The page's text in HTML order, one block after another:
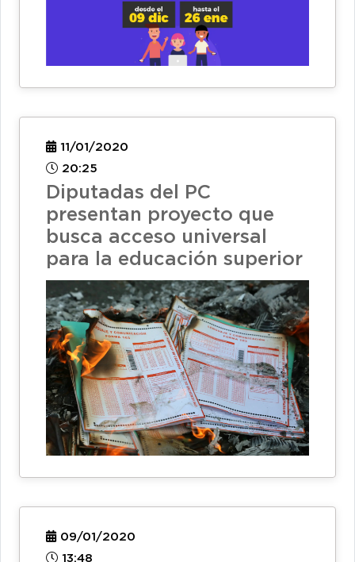
11/01/2020
20:25
Diputadas del PC
presentan proyecto que
busca acceso universal
para la educación superior
09/01/2020
13:48